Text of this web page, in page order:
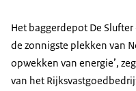
Het baggerdepot De
de zonnigste plekken van
opwekken van energie’,
van het